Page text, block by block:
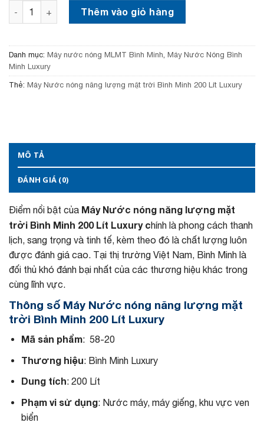
₫
0
,
0
0
.
Máy Nước nóng năng lượng mặt trời Bình Minh 200 Lít
Thêm vào giỏ hàng
Danh mục: Máy nước nóng MLMT Bình Minh Máy Nước Nóng Bình
Minh Luxury
Thẻ: Máy Nước nóng năng lượng mặt trời Bình Minh 200 Lít Luxury
MÔ TẢ
ĐÁNH GIÁ (0)
Điểm nổi bật của Máy Nước nóng năng lượng mặt
trời Bình Minh 200 Lít Luxury chính là phong cách thanh
lịch, sang trọng và tinh tế, kèm theo đó là chất lượng luôn
được đánh giá cao. Tại thị trường Việt Nam, Bình Minh là
đối thủ khó đánh bại nhất của các thương hiệu khác trong
cùng lĩnh vực.
Thông số Máy Nước nóng năng lượng mặt
trời Bình Minh 200 Lít Luxury
Mã sản phẩm: 58-20
Thương hiệu: Bình Minh Luxury
Dung tích: 200 Lít
Phạm vi sử dụng: Nước máy, máy giếng, khu vực ven
biển